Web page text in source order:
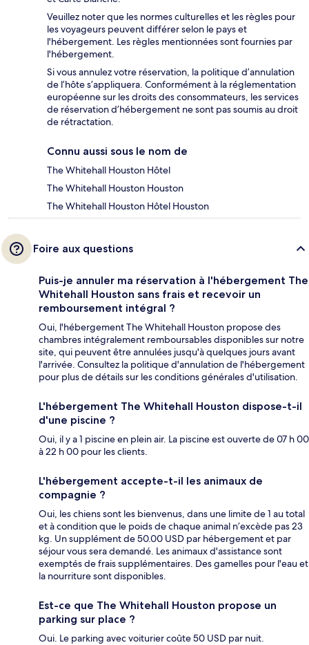
Veuillez noter que les normes culturelles et les règles pour
les voyageurs peuvent différer selon le pays et
l'hébergement. Les règles mentionnées sont fournies par
l'hébergement.
Si vous annulez votre réservation, la politique d’annulation
de l’hôte s’appliquera. Conformément à la réglementation
européenne sur les droits des consommateurs, les services
de réservation d’hébergement ne sont pas soumis au droit
de rétractation.
Connu aussi sous le nom de
The Whitehall Houston Hôtel
The Whitehall Houston Houston
The Whitehall Houston Hôtel Houston
Foire aux questions
Puis-je annuler ma réservation à l'hébergement The
Whitehall Houston sans frais et recevoir un
remboursement intégral ?
Oui, l'hébergement The Whitehall Houston propose des
chambres intégralement remboursables disponibles sur notre
site, qui peuvent être annulées jusqu'à quelques jours avant
l'arrivée. Consultez la politique d'annulation de l'hébergement
pour plus de détails sur les conditions générales d'utilisation.
L'hébergement The Whitehall Houston dispose-t-il
d'une piscine ?
Oui, il y a 1 piscine en plein air. La piscine est ouverte de 07 h 00
à 22 h 00 pour les clients.
L'hébergement accepte-t-il les animaux de
compagnie ?
Oui, les chiens sont les bienvenus, dans une limite de 1 au total
et à condition que le poids de chaque animal n’excède pas 23
kg. Un supplément de 50.00 USD par hébergement et par
séjour vous sera demandé. Les animaux d'assistance sont
exemptés de frais supplémentaires. Des gamelles pour l'eau et
la nourriture sont disponibles.
Est-ce que The Whitehall Houston propose un
parking sur place ?
Oui. Le parking avec voiturier coûte 50 USD par nuit.